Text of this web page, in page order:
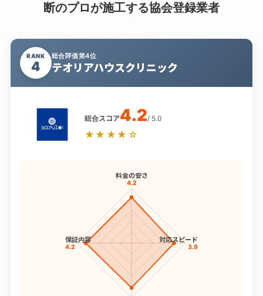
断のプロが施工する協会登録業者
RANK
4
総合評価第4位
テオリアハウスクリニック
総合スコア4.2/ 5.0
★★★★☆
料金の安さ
4.2
対応スピード
3.9
保証内容
4.2